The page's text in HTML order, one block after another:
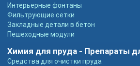
Интерьерные фонтаны
Фильтрующие сетки
Закладные детали в бетон
Пешеходные модули
Химия для пруда - Препараты
Средства для очистки пруда